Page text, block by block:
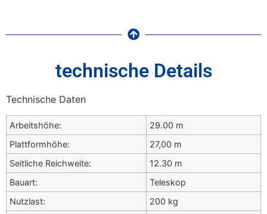
technische Details
Technische Daten
Arbeitshöhe:
29.00 m
Plattformhöhe:
27,00 m
Seitliche Reichweite:
12.30 m
Bauart:
Teleskop
Nutzlast:
200 kg